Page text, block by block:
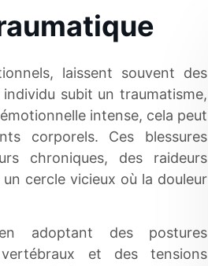
laissent souvent des
individu subit un traumatisme,
intense, cela peut
corporels. Ces blessures
chroniques, des raideurs
cercle vicieux où la douleur
adoptant des postures
vertébraux et des tensions